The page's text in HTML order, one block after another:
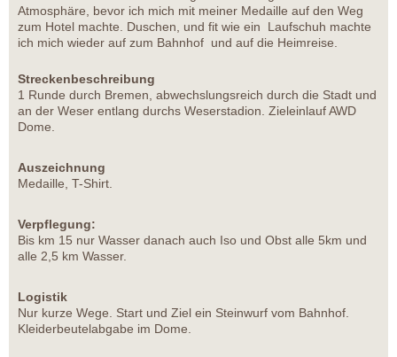
Atmosphäre, bevor ich mich mit meiner Medaille auf den Weg
zum Hotel machte. Duschen, und fit wie ein Laufschuh machte
ich mich wieder auf zum Bahnhof und auf die Heimreise.
Streckenbeschreibung
1 Runde durch Bremen, abwechslungsreich durch die Stadt und
an der Weser entlang durchs Weserstadion. Zieleinlauf AWD
Dome.
Auszeichnung
Medaille, T-Shirt.
Verpflegung:
Bis km 15 nur Wasser danach auch Iso und Obst alle 5km und
alle 2,5 km Wasser.
Logistik
Nur kurze Wege. Start und Ziel ein Steinwurf vom Bahnhof.
Kleiderbeutelabgabe im Dome.